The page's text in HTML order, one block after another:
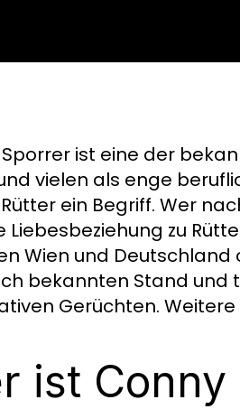
ist eine der
vielen als enge
ein Begriff. Wer
Liebesbeziehung zu
Wien und
bekannten Stand und
Gerüchten.
ist